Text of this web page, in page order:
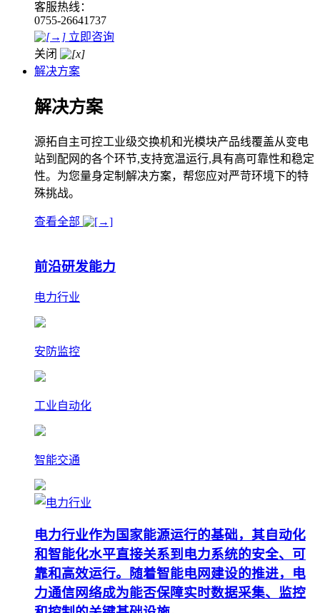
客服热线：
0755-26641737
立即咨询
关闭
解决方案
解决方案
源拓自主可控工业级交换机和光模块产品线覆盖从变电
站到配网的各个环节,支持宽温运行,具有高可靠性和稳定
性。为您量身定制解决方案，帮您应对严苛环境下的特
殊挑战。
查看全部
前沿研发能力
电力行业
安防监控
工业自动化
智能交通
电力行业作为国家能源运行的基础，其自动化
和智能化水平直接关系到电力系统的安全、可
靠和高效运行。随着智能电网建设的推进，电
力通信网络成为能否保障实时数据采集、监控